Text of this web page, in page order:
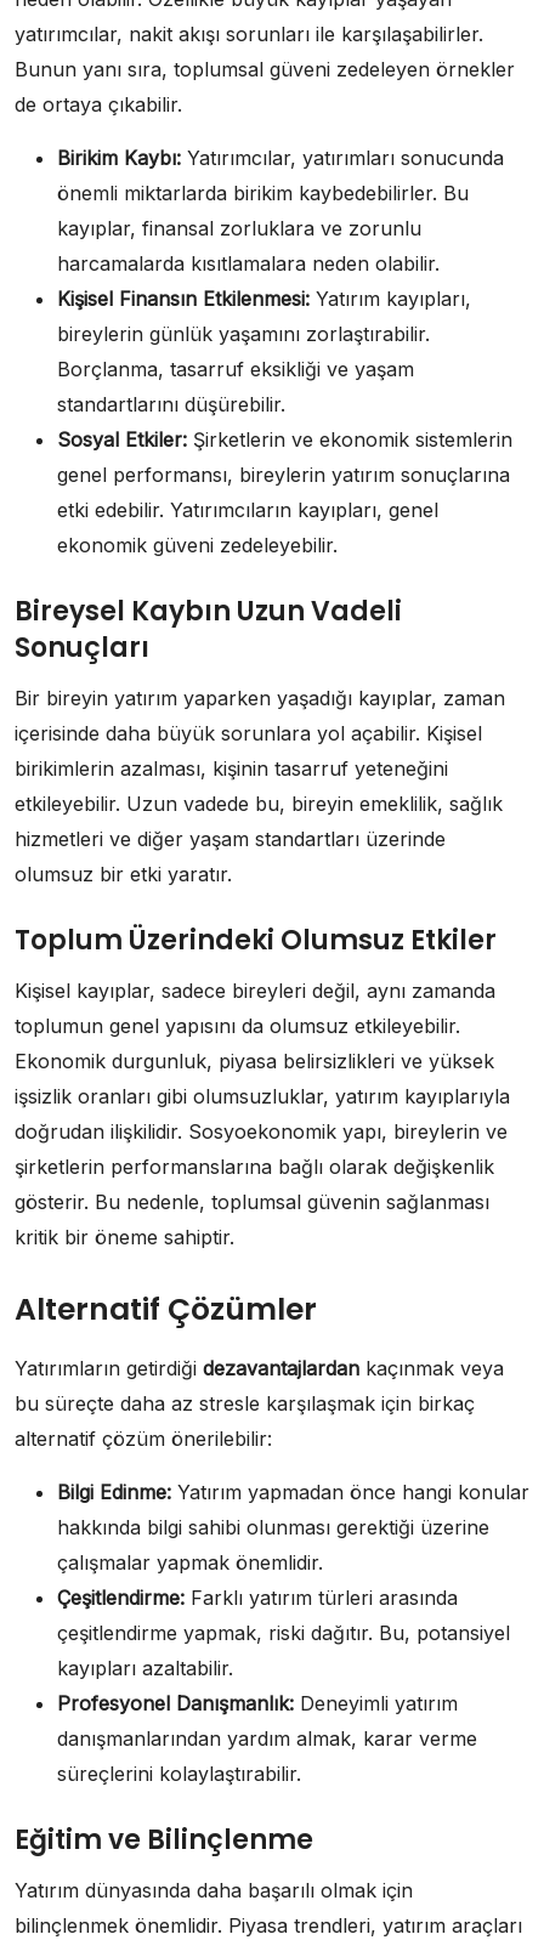
yatırımcılar, nakit akışı sorunları ile karşılaşabilirler.
Bunun yanı sıra, toplumsal güveni zedeleyen örnekler
de ortaya çıkabilir.
Birikim Kaybı: Yatırımcılar, yatırımları sonucunda
önemli miktarlarda birikim kaybedebilirler. Bu
kayıplar, finansal zorluklara ve zorunlu
harcamalarda kısıtlamalara neden olabilir.
Kişisel Finansın Etkilenmesi: Yatırım kayıpları,
bireylerin günlük yaşamını zorlaştırabilir.
Borçlanma, tasarruf eksikliği ve yaşam
standartlarını düşürebilir.
Sosyal Etkiler: Şirketlerin ve ekonomik sistemlerin
genel performansı, bireylerin yatırım sonuçlarına
etki edebilir. Yatırımcıların kayıpları, genel
ekonomik güveni zedeleyebilir.
Bireysel Kaybın Uzun Vadeli
Sonuçları
Bir bireyin yatırım yaparken yaşadığı kayıplar, zaman
içerisinde daha büyük sorunlara yol açabilir. Kişisel
birikimlerin azalması, kişinin tasarruf yeteneğini
etkileyebilir. Uzun vadede bu, bireyin emeklilik, sağlık
hizmetleri ve diğer yaşam standartları üzerinde
olumsuz bir etki yaratır.
Toplum Üzerindeki Olumsuz Etkiler
Kişisel kayıplar, sadece bireyleri değil, aynı zamanda
toplumun genel yapısını da olumsuz etkileyebilir.
Ekonomik durgunluk, piyasa belirsizlikleri ve yüksek
işsizlik oranları gibi olumsuzluklar, yatırım kayıplarıyla
doğrudan ilişkilidir. Sosyoekonomik yapı, bireylerin ve
şirketlerin performanslarına bağlı olarak değişkenlik
gösterir. Bu nedenle, toplumsal güvenin sağlanması
kritik bir öneme sahiptir.
Alternatif Çözümler
Yatırımların getirdiği dezavantajlardan kaçınmak veya
bu süreçte daha az stresle karşılaşmak için birkaç
alternatif çözüm önerilebilir:
Bilgi Edinme: Yatırım yapmadan önce hangi konular
hakkında bilgi sahibi olunması gerektiği üzerine
çalışmalar yapmak önemlidir.
Çeşitlendirme: Farklı yatırım türleri arasında
çeşitlendirme yapmak, riski dağıtır. Bu, potansiyel
kayıpları azaltabilir.
Profesyonel Danışmanlık: Deneyimli yatırım
danışmanlarından yardım almak, karar verme
süreçlerini kolaylaştırabilir.
Eğitim ve Bilinçlenme
Yatırım dünyasında daha başarılı olmak için
bilinçlenmek önemlidir. Piyasa trendleri, yatırım araçları